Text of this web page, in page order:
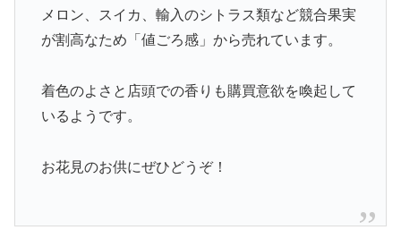
メロン、スイカ、輸入のシトラス類など競合果実
が割高なため「値ごろ感」から売れています。
着色のよさと店頭での香りも購買意欲を喚起して
いるようです。
お花見のお供にぜひどうぞ！